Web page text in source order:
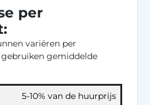
per
variëren per
gemiddelde
5-10% van de huurprijs